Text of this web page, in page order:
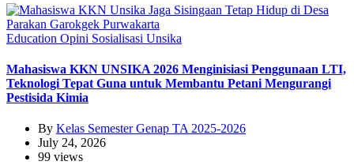
Education Opini Sosialisasi Unsika
Mahasiswa KKN UNSIKA 2026 Menginisiasi Penggunaan LTI,
Teknologi Tepat Guna untuk Membantu Petani Mengurangi
Pestisida Kimia
By Kelas Semester Genap TA 2025-2026
July 24, 2026
99 views